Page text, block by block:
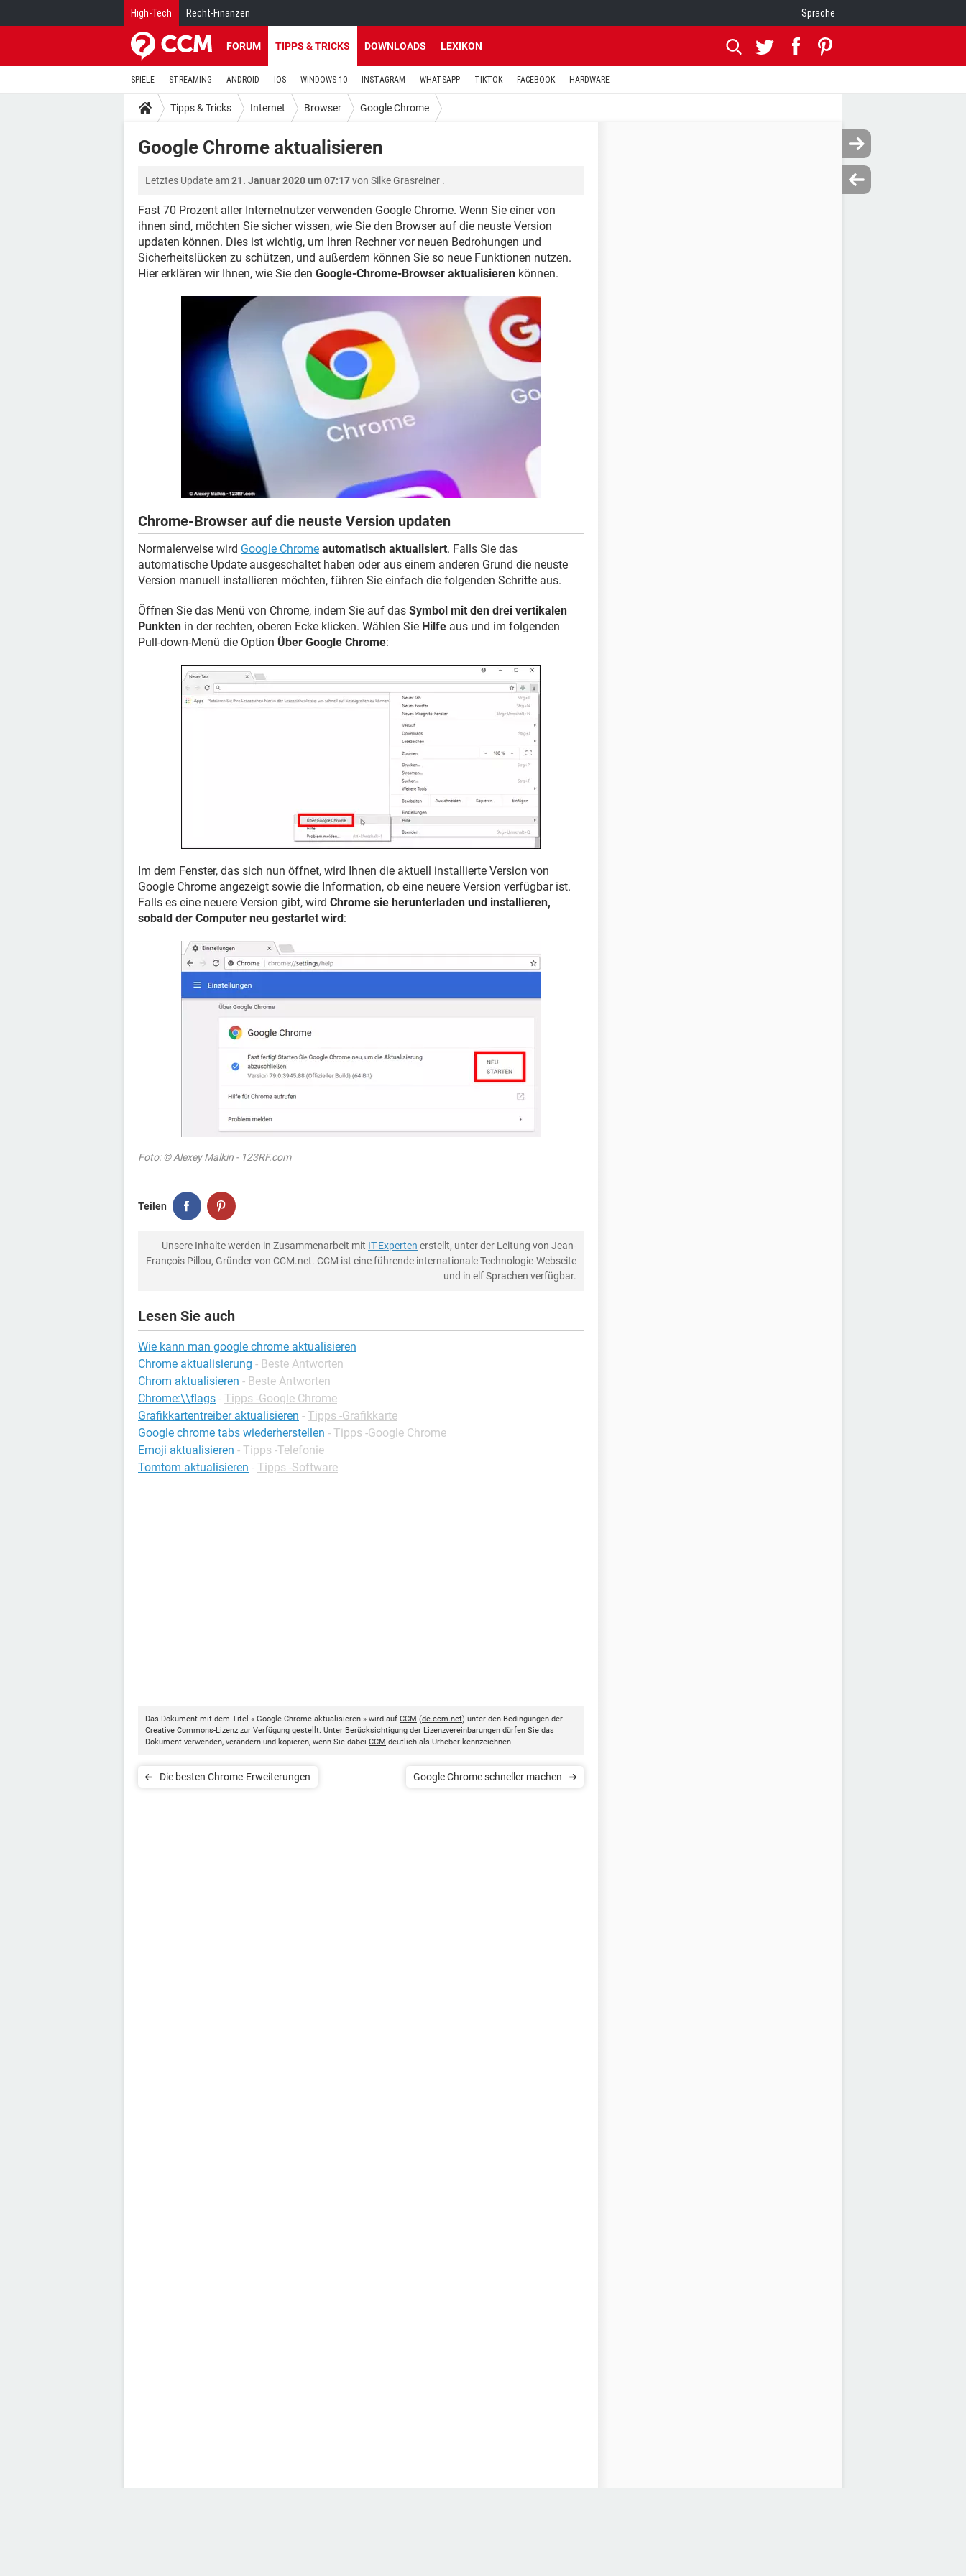
High-Tech Recht-Finanzen Sprache
FORUM TIPPS & TRICKS DOWNLOADS LEXIKON
SPIELE STREAMING ANDROID IOS WINDOWS 10 INSTAGRAM WHATSAPP TIKTOK FACEBOOK HARDWARE
Tipps & Tricks Internet Browser Google Chrome
Google Chrome aktualisieren
Letztes Update am21. Januar 2020 um 07:17von Silke Grasreiner .
Fast 70 Prozent aller Internetnutzer verwenden Google Chrome. Wenn Sie einer von
ihnen sind, möchten Sie sicher wissen, wie Sie den Browser auf die neuste Version
updaten können. Dies ist wichtig, um Ihren Rechner vor neuen Bedrohungen und
Sicherheitslücken zu schützen, und außerdem können Sie so neue Funktionen nutzen.
Hier erklären wir Ihnen, wie Sie den Google-Chrome-Browser aktualisieren können.
Chrome-Browser auf die neuste Version updaten
Normalerweise wird Google Chrome automatisch aktualisiert. Falls Sie das
automatische Update ausgeschaltet haben oder aus einem anderen Grund die neuste
Version manuell installieren möchten, führen Sie einfach die folgenden Schritte aus.
Öffnen Sie das Menü von Chrome, indem Sie auf das Symbol mit den drei vertikalen
Punkten in der rechten, oberen Ecke klicken. Wählen Sie Hilfe aus und im folgenden
Pull-down-Menü die Option Über Google Chrome:
Im dem Fenster, das sich nun öffnet, wird Ihnen die aktuell installierte Version von
Google Chrome angezeigt sowie die Information, ob eine neuere Version verfügbar ist.
Falls es eine neuere Version gibt, wird Chrome sie herunterladen und installieren,
sobald der Computer neu gestartet wird:
Foto: © Alexey Malkin - 123RF.com
Teilen
Unsere Inhalte werden in Zusammenarbeit mit IT-Experten erstellt, unter der Leitung von Jean-
François Pillou, Gründer von CCM.net. CCM ist eine führende internationale Technologie-Webseite
und in elf Sprachen verfügbar.
Lesen Sie auch
Wie kann man google chrome aktualisieren
Chrome aktualisierung - Beste Antworten
Chrom aktualisieren - Beste Antworten
Chrome:\\flags - Tipps -Google Chrome
Grafikkartentreiber aktualisieren - Tipps -Grafikkarte
Google chrome tabs wiederherstellen - Tipps -Google Chrome
Emoji aktualisieren - Tipps -Telefonie
Tomtom aktualisieren - Tipps -Software
Das Dokument mit dem Titel « Google Chrome aktualisieren » wird auf CCM (de.ccm.net) unter den Bedingungen der
Creative Commons-Lizenz zur Verfügung gestellt. Unter Berücksichtigung der Lizenzvereinbarungen dürfen Sie das
Dokument verwenden, verändern und kopieren, wenn Sie dabei CCM deutlich als Urheber kennzeichnen.
Die besten Chrome-Erweiterungen Google Chrome schneller machen